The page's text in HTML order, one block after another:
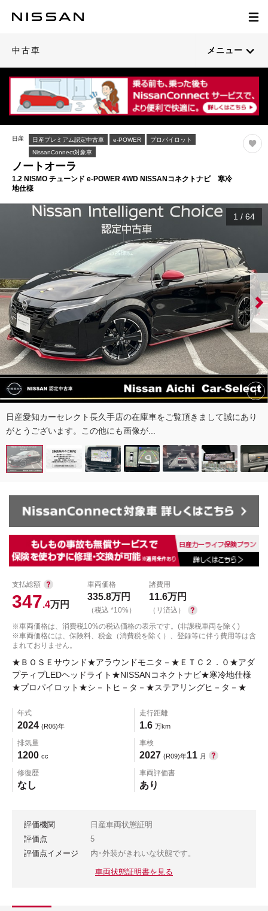
中古車 メニュー
日産 日産プレミアム認定中古車 e-POWER
プロパイロット
NissanConnect対象車
ノートオーラ
1.2 NISMO チューンド e-POWER 4WD NISSANコネクトナビ 寒冷
地仕様
1 / 64
日産愛知カーセレクト長久手店の在庫車をご覧頂きまして誠にあり
がとうございます。この他にも画像が...
支払総額
347.4万円
車両価格
335.8万円
（税込 *10%）
諸費用
11.6万円
（リ済込）
※車両価格は、消費税10%の税込価格の表示です。(非課税車両を除く)
※車両価格には、保険料、税金（消費税を除く）、登録等に伴う費用等は含
まれておりません。
★ＢＯＳＥサウンド★アラウンドモニタ－★ＥＴＣ２．０★アダ
プティブLEDヘッドライト★NISSANコネクトナビ★寒冷地仕様
★プロパイロット★シ－トヒ－タ－★ステアリングヒ－タ－★
年式
2024 (R06)年
走行距離
1.6 万km
排気量
1200 cc
車検
2027 (R09)年11 月
修復歴
なし
車両評価書
あり
評価機関
日産車両状態証明
評価点
5
評価点イメージ
内･外装がきれいな状態です。
車両状態証明書を見る